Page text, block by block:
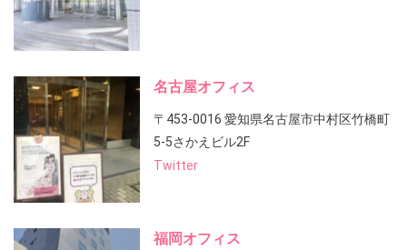
名古屋オフィス
〒453-0016 愛知県名古屋市中村区竹橋町
5-5さかえビル2F
Twitter
福岡オフィス